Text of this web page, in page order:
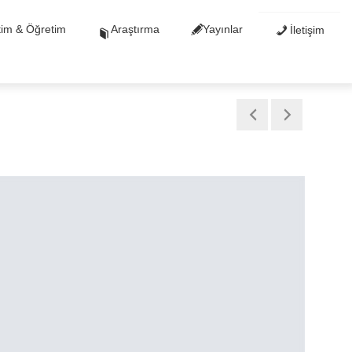
İletişim
Yayınlar
Araştırma
& Öğretim